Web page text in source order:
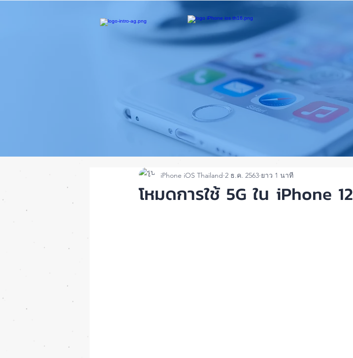
โหมดการใช้ 5G ใน iPhone 12
iPhone iOS Thailand 2 ธ.ค. 2563 ยาว 1 นาที